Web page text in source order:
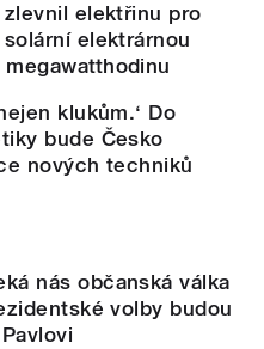
elektřinu pro
elektrárnou
klukům.‘ Do
bude Česko
nových techniků
nás občanská válka
volby budou